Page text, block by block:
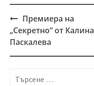
Post
navigation
Премиера на
„Секретно“ от Калина
Паскалева
Търсене